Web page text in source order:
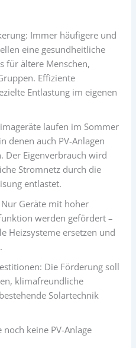
Immer häufigere und
eine gesundheitliche
für ältere Menschen,
Effiziente
Entlastung im eigenen
laufen im Sommer
denen auch PV-Anlagen
Der Eigenverbrauch wird
Stromnetz durch die
entlastet.
Geräte mit hoher
werden gefördert –
Heizsysteme ersetzen und
Die Förderung soll
klimafreundliche
Solartechnik
keine PV-Anlage